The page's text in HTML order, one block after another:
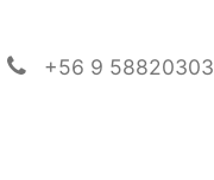
+56 9 58820303